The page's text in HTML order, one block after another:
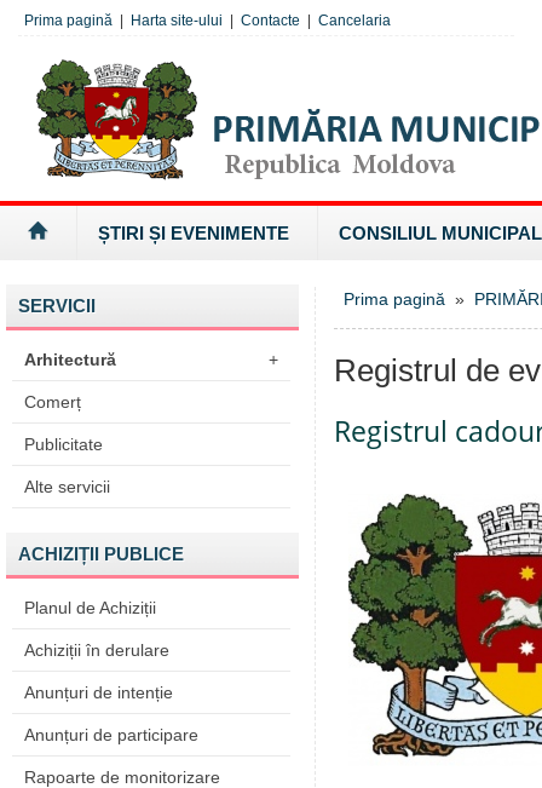
Prima pagină Harta site-ului Contacte Cancelaria
ȘTIRI ȘI EVENIMENTE CONSILIUL MUNICIPAL
SERVICII
Arhitectură +
Comerț
Publicitate
Alte servicii
ACHIZIȚII PUBLICE
Planul de Achiziții
Achiziții în derulare
Anunțuri de intenție
Anunțuri de participare
Rapoarte de monitorizare
Prima pagină »
Registrul de
Registrul